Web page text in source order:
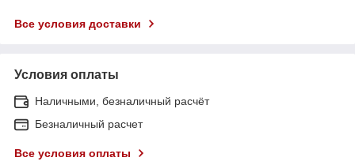
Все условия доставки
Условия оплаты
Наличными, безналичный расчёт
Безналичный расчет
Все условия оплаты